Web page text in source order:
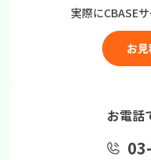
実際にCBASE
お
お電話